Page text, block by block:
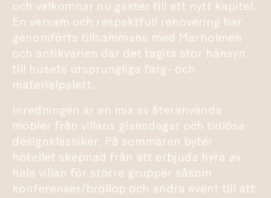
och välkomnar nu gäster till ett nytt kapitel.
En varsam och respektfull renovering har
genomförts tillsammans med Marholmen
och antikvarien där det tagits stor hänsyn
till husets ursprungliga färg- och
materialpalett.
Inredningen är en mix av återanvända
möbler från villans glansdagar och tidlösa
designklassiker. På sommaren byter
hotellet skepnad från att erbjuda hyra av
hela villan för större grupper såsom
konferenser/bröllop och andra event till att